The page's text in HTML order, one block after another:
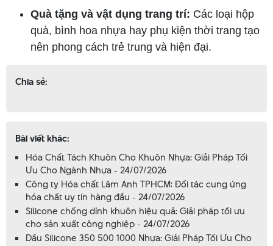
Quà tặng và vật dụng trang trí: Các loại hộp
quà, bình hoa nhựa hay phụ kiện thời trang tạo
nên phong cách trẻ trung và hiện đại.
Chia sẻ:
Bài viết khác:
Hóa Chất Tách Khuôn Cho Khuôn Nhựa: Giải Pháp Tối
Ưu Cho Ngành Nhựa - 24/07/2026
Công ty Hóa chất Lâm Anh TPHCM: Đối tác cung ứng
hóa chất uy tín hàng đầu - 24/07/2026
Silicone chống dính khuôn hiệu quả: Giải pháp tối ưu
cho sản xuất công nghiệp - 24/07/2026
Dầu Silicone 350 500 1000 Nhựa: Giải Pháp Tối Ưu Cho